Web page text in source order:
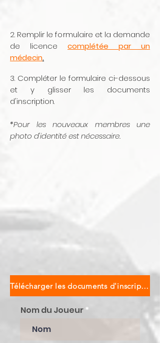
2. Remplir le formulaire et la demande
de licence
complétée par un
médecin.
3. Compléter le formulaire ci-dessous
et y glisser les documents
d'inscription.
*Pour les nouveaux membres une
photo d'identité est nécessaire.
Télécharger les documents d'inscription
Nom du Joueur